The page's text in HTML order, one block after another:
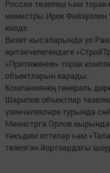
Россия төзелеш һәм
министры Ирек
килде.
Визит кысаларында ул
җитәкчелегендәге
«Притяжение» торак
объектларын карады.
Компаниянең генераль
Шәрипов объектлар
үзенчәлекләре турында
Министрга Орлов
тәкъдим иттеләр һәм
төзелгән йортлардагы